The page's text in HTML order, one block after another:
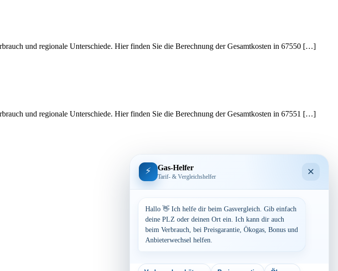
und regionale Unterschiede. Hier finden Sie die Berechnung der Gesamtkosten in 67550 […]
und regionale Unterschiede. Hier finden Sie die Berechnung der Gesamtkosten in 67551 […]
⚡ Gas-Helfer
Tarif- & Vergleichshelfer ×
Hallo 👋 Ich helfe dir beim Gasvergleich. Gib einfach
deine PLZ oder deinen Ort ein. Ich kann dir auch
beim Verbrauch, bei Preisgarantie, Ökogas, Bonus und
Anbieterwechsel helfen.